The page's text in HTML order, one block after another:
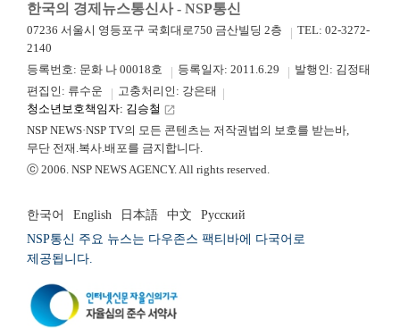
한국의 경제뉴스통신사 - NSP통신
07236 서울시 영등포구 국회대로750 금산빌딩 2층
TEL: 02-3272-
2140
등록번호: 문화 나 00018호
등록일자: 2011.6.29
발행인: 김정태
편집인: 류수운
고충처리인: 강은태
청소년보호책임자: 김승철 launch
NSP NEWS·NSP TV의 모든 콘텐츠는 저작권법의 보호를 받는바,
무단 전재.복사.배포를 금지합니다.
ⓒ 2006. NSP NEWS AGENCY. All rights reserved.
한국어 English 日本語 中文
Русский
NSP통신 주요 뉴스는 다우존스 팩티바에 다국어로
제공됩니다.